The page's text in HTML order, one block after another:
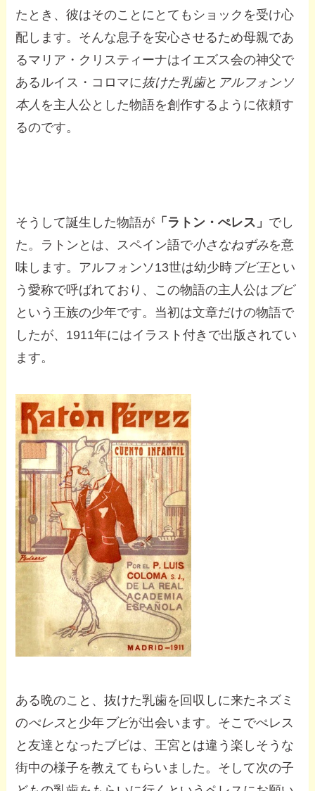
たとき、彼はそのことにとてもショックを受け心
配します。そんな息子を安心させるため母親であ
るマリア・クリスティーナはイエズス会の神父で
あるルイス・コロマに抜けた乳歯と アルフォンソ
本人 を主人公とした物語を創作するように依頼す
るのです。
そうして誕生した物語が 「ラトン・ぺレス」 でし
た。ラトンとは、スペイン語で小さなねずみを意
味します。アルフォンソ13世は幼少時 ブビ王とい
う愛称で呼ばれており、この物語の主人公は ブビ
という王族の少年です。当初は文章だけの物語で
したが、1911年にはイラスト付きで出版されてい
ます。
ある晩のこと、抜けた乳歯を回収しに来たネズミ
のぺレス と少年 ブビが出会います。そこでぺレス
と友達となったブビは、王宮とは違う楽しそうな
街中の様子を教えてもらいました。そして次の子